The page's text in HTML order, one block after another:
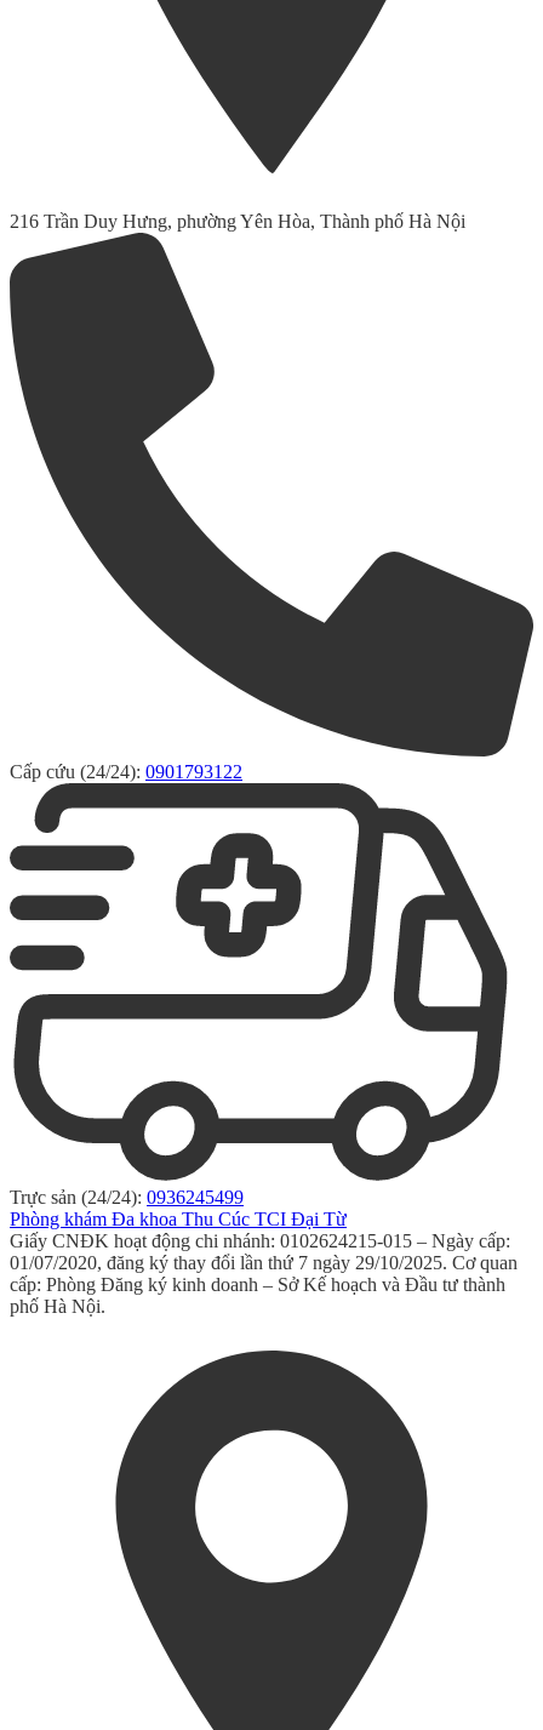
216 Trần Duy Hưng, phường Yên Hòa, Thành phố Hà Nội
Cấp cứu (24/24): 0901793122
Trực sản (24/24): 0936245499
Phòng khám Đa khoa Thu Cúc TCI Đại Từ
Giấy CNĐK hoạt động chi nhánh: 0102624215-015 – Ngày cấp:
01/07/2020, đăng ký thay đổi lần thứ 7 ngày 29/10/2025. Cơ quan
cấp: Phòng Đăng ký kinh doanh – Sở Kế hoạch và Đầu tư thành
phố Hà Nội.